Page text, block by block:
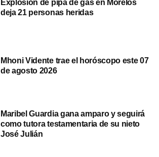
Explosión de pipa de gas en Morelos
deja 21 personas heridas
Mhoni Vidente trae el horóscopo este 07
de agosto 2026
Maribel Guardia gana amparo y seguirá
como tutora testamentaria de su nieto
José Julián